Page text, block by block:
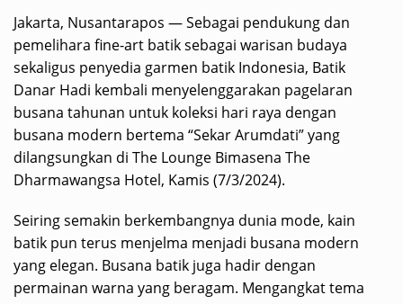
Jakarta, Nusantarapos — Sebagai pendukung dan
pemelihara fine-art batik sebagai warisan budaya
sekaligus penyedia garmen batik Indonesia, Batik
Danar Hadi kembali menyelenggarakan pagelaran
busana tahunan untuk koleksi hari raya dengan
busana modern bertema “Sekar Arumdati” yang
dilangsungkan di The Lounge Bimasena The
Dharmawangsa Hotel, Kamis (7/3/2024).
Seiring semakin berkembangnya dunia mode, kain
batik pun terus menjelma menjadi busana modern
yang elegan. Busana batik juga hadir dengan
permainan warna yang beragam. Mengangkat tema